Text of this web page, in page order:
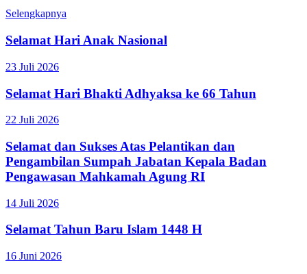
Selengkapnya
Selamat Hari Anak Nasional
23 Juli 2026
Selamat Hari Bhakti Adhyaksa ke 66 Tahun
22 Juli 2026
Selamat dan Sukses Atas Pelantikan dan
Pengambilan Sumpah Jabatan Kepala Badan
Pengawasan Mahkamah Agung RI
14 Juli 2026
Selamat Tahun Baru Islam 1448 H
16 Juni 2026